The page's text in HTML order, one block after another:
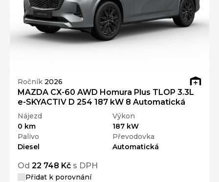
Ročník 2026
MAZDA CX-60 AWD Homura Plus TLOP 3.3L
e-SKYACTIV D 254 187 kW 8 Automatická
Nájezd
0 km
Výkon
187 kW
Palivo
Diesel
Převodovka
Automatická
Od 22 748 Kč s DPH
Přidat k porovnání